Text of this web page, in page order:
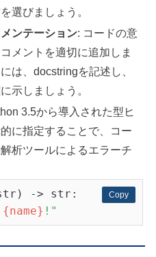
選びましょう。
ンテーション: コードの意
メントを適切に追加しま
は、docstringを記述し、
示しましょう。
3.5から導入された型ヒ
に指定することで、コー
析ツールによるエラーチ
Copy
Copy
-> str:
{name} !"